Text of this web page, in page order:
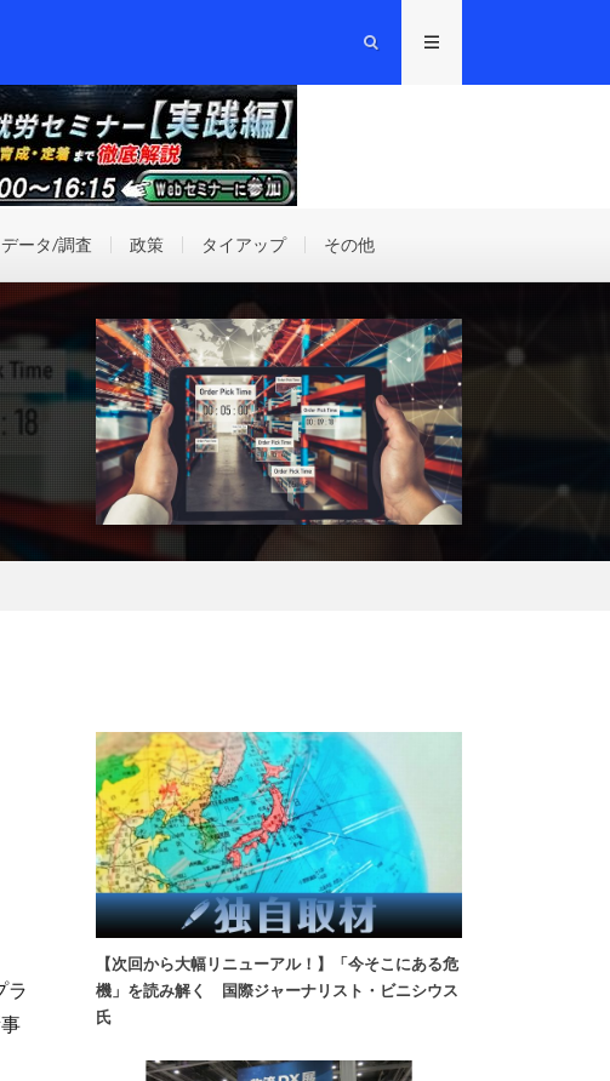
データ/調査 政策 タイアップ その他
ラ
【次回から大幅リニューアル！】「今そこにある危
機」を読み解く 国際ジャーナリスト・ビニシウス
氏